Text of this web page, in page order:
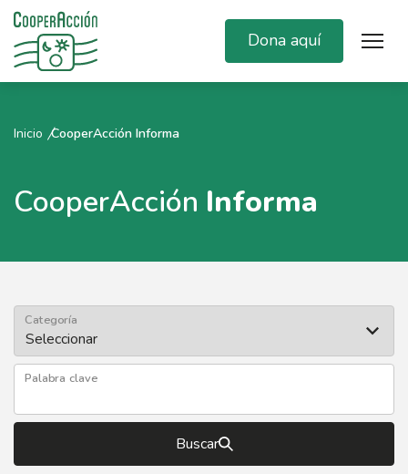
Dona aquí
Inicio CooperAcción Informa
CooperAcción Informa
Categoría
Palabra clave
Buscar